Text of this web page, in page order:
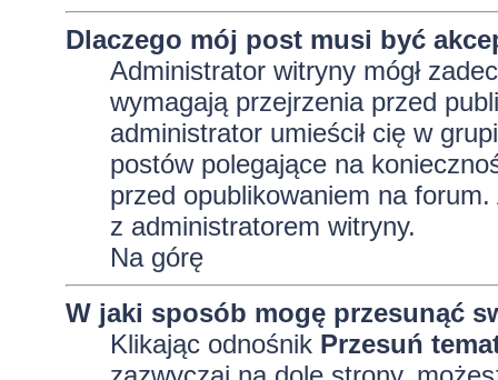
Dlaczego mój post musi być
Administrator witryny mógł
wymagają przejrzenia przed
administrator umieścił cię w
postów polegające na
przed opublikowaniem na
z administratorem witryny.
Na górę
W jaki sposób mogę przesunąć
Klikając odnośnik Przesuń